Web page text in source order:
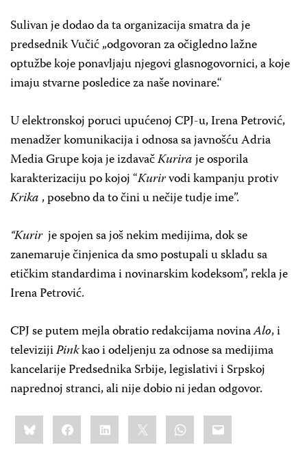
Sulivan je dodao da ta organizacija smatra da je
predsednik Vučić „odgovoran za očigledno lažne
optužbe koje ponavljaju njegovi glasnogovornici, a koje
imaju stvarne posledice za naše novinare.“
U elektronskoj poruci upućenoj CPJ-u, Irena Petrović,
menadžer komunikacija i odnosa sa javnošću Adria
Media Grupe koja je izdavačKuriraje osporila
karakterizaciju po kojoj “Kurirvodi kampanju protiv
Krika, posebno da to čini u nečije tudje ime”.
“Kurirje spojen sa još nekim medijima, dok se
zanemaruje činjenica da smo postupali u skladu sa
etičkim standardima i novinarskim kodeksom”, rekla je
Irena Petrović.
CPJ se putem mejla obratio redakcijama novinaAlo, i
televizijiPinkkao i odeljenju za odnose sa medijima
kancelarije Predsednika Srbije, legislativi i Srpskoj
naprednoj stranci, ali nije dobio ni jedan odgovor.
Share
this:BlueskyFacebookLinkedIn WhatsApp
Email